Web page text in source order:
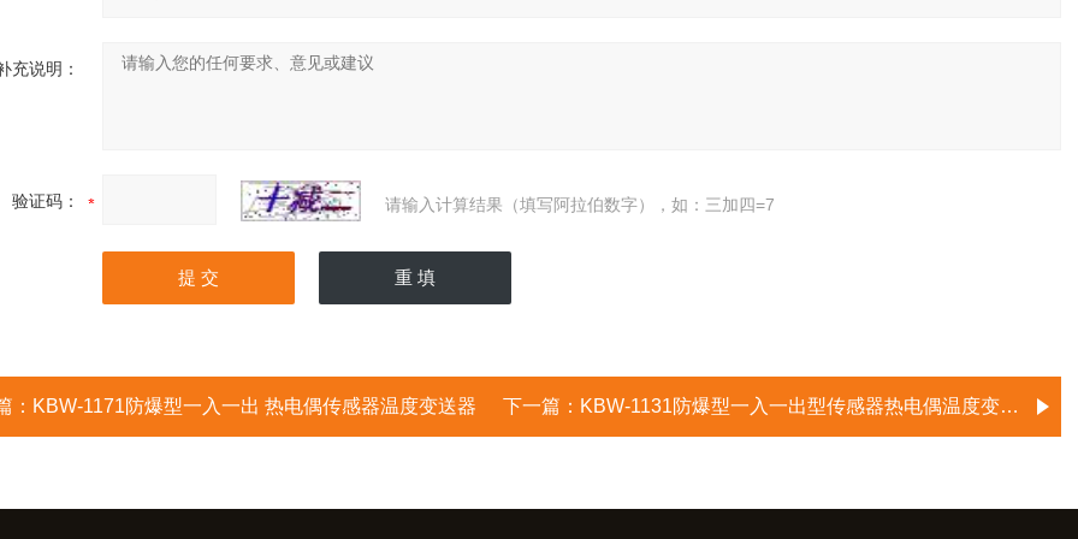
充说明：
验证码： 请输入计算结果（填写阿拉伯数字），如：三加四=7
： KBW-1171防爆型一入一出 热电偶传感器温度变送器 下一篇： KBW-1131防爆型一入一出型传感器热电偶温度变送器